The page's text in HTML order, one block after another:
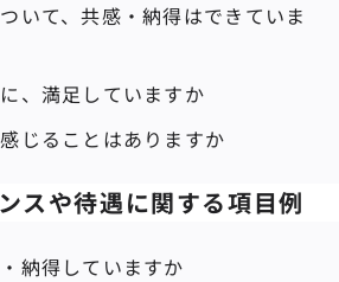
いて、共感・納得はできていま
、満足していますか
じることはありますか
スや待遇に関する項目例
納得していますか